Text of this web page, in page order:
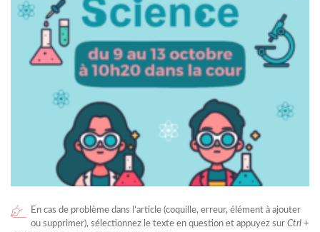
En cas de problème dans l’article (coquille, erreur, élément à ajouter
ou supprimer), sélectionnez le texte en question et appuyez sur Ctrl +